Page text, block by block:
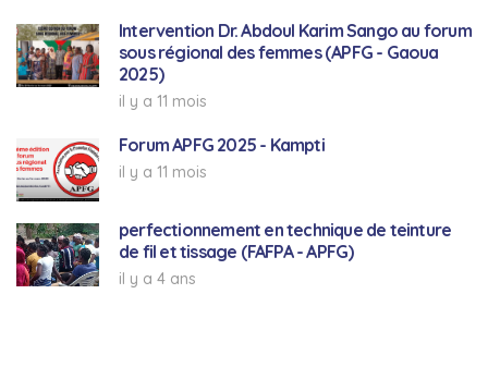
Intervention Dr. Abdoul Karim Sango au forum
sous régional des femmes (APFG - Gaoua
2025)
il y a 11 mois
Forum APFG 2025 - Kampti
il y a 11 mois
perfectionnement en technique de teinture
de fil et tissage (FAFPA - APFG)
il y a 4 ans